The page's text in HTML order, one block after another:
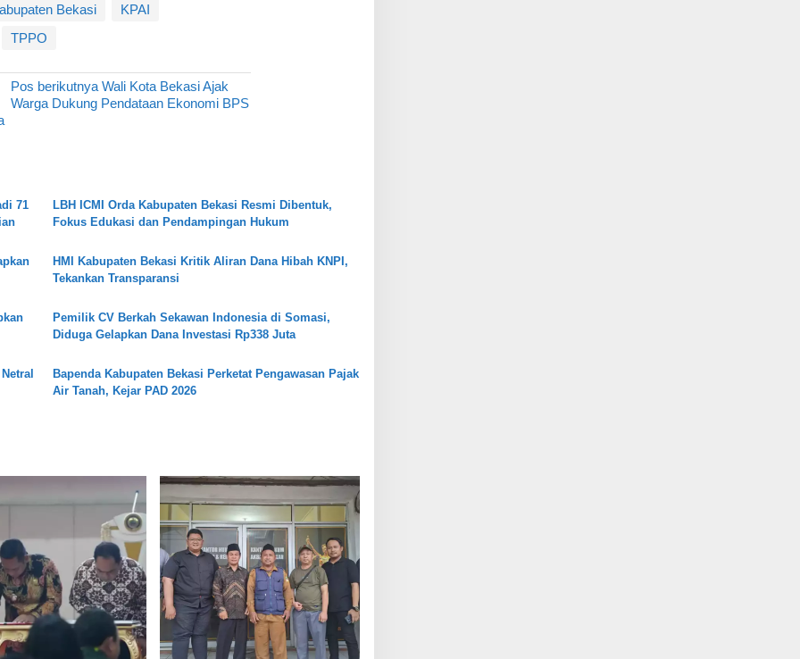
Bekasi
KPAI
TPPO
Pos berikutnya Wali Kota Bekasi Ajak
Warga Dukung Pendataan Ekonomi BPS
71
LBH ICMI Orda Kabupaten Bekasi Resmi Dibentuk,
Fokus Edukasi dan Pendampingan Hukum
HMI Kabupaten Bekasi Kritik Aliran Dana Hibah KNPI,
Tekankan Transparansi
Pemilik CV Berkah Sekawan Indonesia di Somasi,
Diduga Gelapkan Dana Investasi Rp338 Juta
Bapenda Kabupaten Bekasi Perketat Pengawasan Pajak
Air Tanah, Kejar PAD 2026